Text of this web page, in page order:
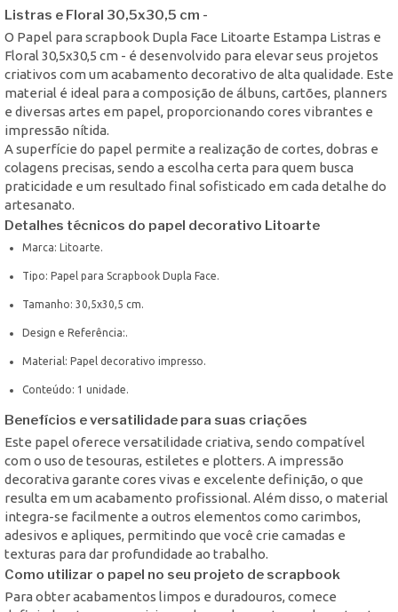
Listras e Floral 30,5x30,5 cm -
O Papel para scrapbook Dupla Face Litoarte Estampa Listras e
Floral 30,5x30,5 cm - é desenvolvido para elevar seus projetos
criativos com um acabamento decorativo de alta qualidade. Este
material é ideal para a composição de álbuns, cartões, planners
e diversas artes em papel, proporcionando cores vibrantes e
impressão nítida.
A superfície do papel permite a realização de cortes, dobras e
colagens precisas, sendo a escolha certa para quem busca
praticidade e um resultado final sofisticado em cada detalhe do
artesanato.
Detalhes técnicos do papel decorativo Litoarte
Marca: Litoarte.
Tipo: Papel para Scrapbook Dupla Face.
Tamanho: 30,5x30,5 cm.
Design e Referência:.
Material: Papel decorativo impresso.
Conteúdo: 1 unidade.
Benefícios e versatilidade para suas criações
Este papel oferece versatilidade criativa, sendo compatível
com o uso de tesouras, estiletes e plotters. A impressão
decorativa garante cores vivas e excelente definição, o que
resulta em um acabamento profissional. Além disso, o material
integra-se facilmente a outros elementos como carimbos,
adesivos e apliques, permitindo que você crie camadas e
texturas para dar profundidade ao trabalho.
Como utilizar o papel no seu projeto de scrapbook
Para obter acabamentos limpos e duradouros, comece